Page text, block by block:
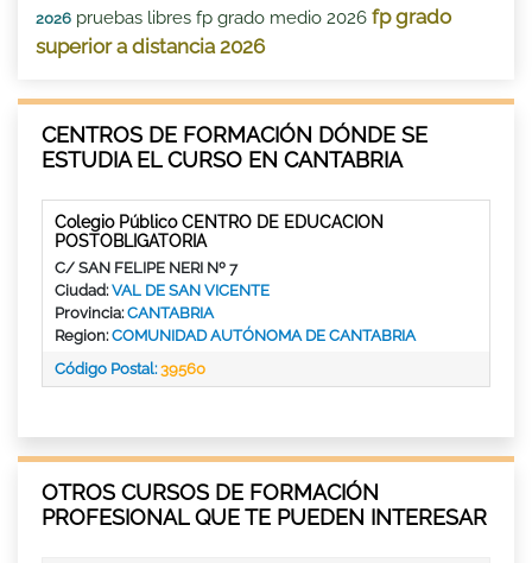
2026 pruebas libres fp grado medio 2026 fp grado
superior a distancia 2026
CENTROS DE FORMACIÓN DÓNDE SE
ESTUDIA EL CURSO EN CANTABRIA
Colegio Público CENTRO DE EDUCACION
POSTOBLIGATORIA
C/ SAN FELIPE NERI Nº 7
Ciudad:VAL DE SAN VICENTE
Provincia:CANTABRIA
Region:COMUNIDAD AUTÓNOMA DE CANTABRIA
Código Postal:39560
OTROS CURSOS DE FORMACIÓN
PROFESIONAL QUE TE PUEDEN INTERESAR